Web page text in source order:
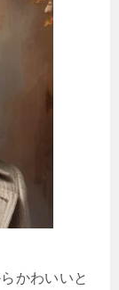
かわいいと